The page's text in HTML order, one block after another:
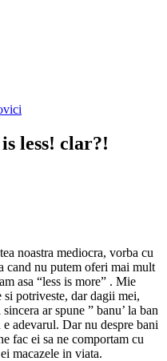
less! clar?!
noastra mediocra, vorba cu
cand nu putem oferi mai mult
asa “less is more” . Mie
si potriveste, dar dagii mei,
ar spune ” banu’ la ban
e adevarul. Dar nu despre bani
fac ei sa ne comportam cu
macazele in viata.